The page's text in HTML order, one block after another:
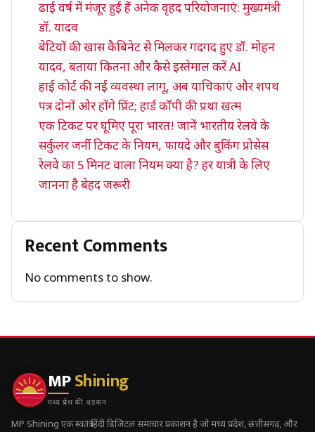
ढाई वर्ष में मंजूर हुई हैं अनेक वृहद परियोजनाएं: मुख्यमंत्री
डॉ. यादव
बेटियों की खास कैबिनेट से मिलकर गदगद हुए डॉ. मोहन
यादव, बताया कितना और कैसे इस्तेमाल करें AI
हाई कोर्ट की नई व्यवस्था लागू, अब याचिकाएं और शपथ
पत्र दोनों ओर होंगे प्रिंट; हार्ड कॉपी की प्रथा खत्म
एक टिकट पर घूमिए पूरा भारत! जानें भारतीय रेलवे के
सर्कुलर जर्नी टिकट के नियम, फायदे और बुकिंग प्रोसेस
रेलवे का 5 मिनट वाला नियम क्या है? हर यात्री के लिए
जानना है बेहद जरूरी
Recent Comments
No comments to show.
MPShining
मध्य प्रदेश की धड़कन
MP Shining एक स्वतंत्र हिंदी डिजिटल समाचार प्रकाशन है जो मध्य प्रदेश, छत्तीसगढ़, और